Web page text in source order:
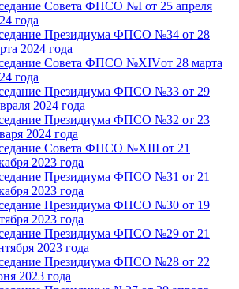
Совета ФПСО №I от 25 апреля
года
Президиума ФПСО №34 от 28
2024 года
Совета ФПСО №XIVот 28 марта
года
Президиума ФПСО №33 от 29
2024 года
Президиума ФПСО №32 от 23
2024 года
Совета ФПСО №XIII от 21
2023 года
Президиума ФПСО №31 от 21
2023 года
Президиума ФПСО №30 от 19
2023 года
Президиума ФПСО №29 от 21
2023 года
Президиума ФПСО №28 от 22
2023 года